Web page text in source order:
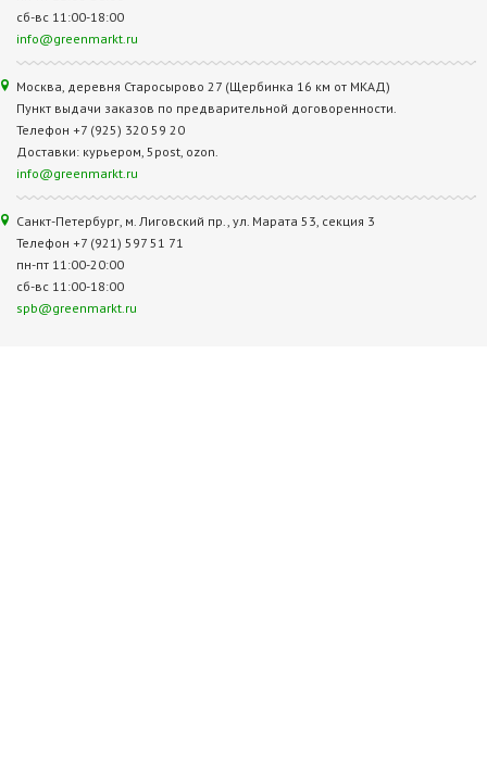
сб-вс 11:00-18:00
info@greenmarkt.ru
Москва, деревня Старосырово 27 (Щербинка 16 км от МКАД)
Пункт выдачи заказов по предварительной договоренности.
Телефон +7 (925) 320 59 20
Доставки: курьером, 5post, ozon.
info@greenmarkt.ru
Санкт-Петербург, м. Лиговский пр., ул. Марата 53, секция 3
Телефон +7 (921) 597 51 71
пн-пт 11:00-20:00
сб-вс 11:00-18:00
spb@greenmarkt.ru